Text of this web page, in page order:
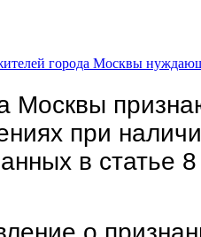
города Москвы
Москвы
при
в статье